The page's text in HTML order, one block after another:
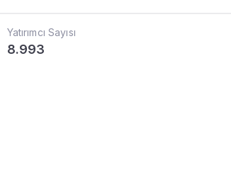
Yatırımcı Sayısı
8.993